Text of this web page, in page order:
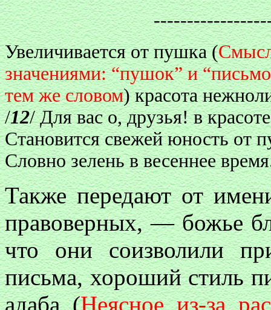
Увеличивается от пушка (
значениями: “пушок” и
тем же словом) красота
/12/ Для вас о, друзья! в
Становится свежей юность от
Словно зелень в весеннее
Также передают от
правоверных, — божье
что они соизволили
письма, хороший стиль
адаба (Неясное из-за